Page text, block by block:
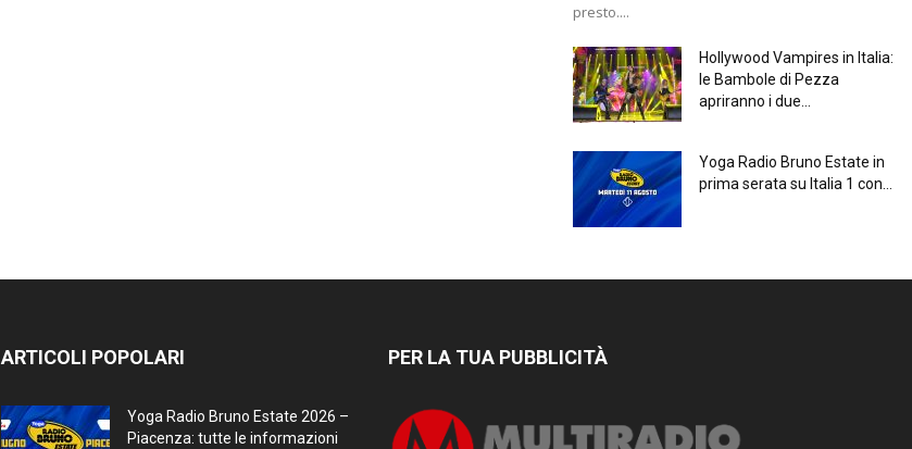
presto....
Hollywood Vampires in Italia:
le Bambole di Pezza
apriranno i due...
Yoga Radio Bruno Estate in
prima serata su Italia 1 con...
ARTICOLI POPOLARI
Yoga Radio Bruno Estate 2026 –
Piacenza: tutte le informazioni
PER LA TUA PUBBLICITÀ